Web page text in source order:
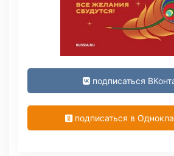
подписаться
подписаться в